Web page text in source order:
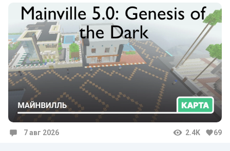
7 авг 2026 2.4K 69